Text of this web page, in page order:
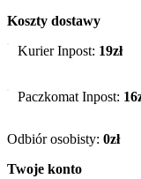
Koszty dostawy
Kurier Inpost: 19zł
Paczkomat Inpost:
Odbiór osobisty: 0zł
Twoje konto